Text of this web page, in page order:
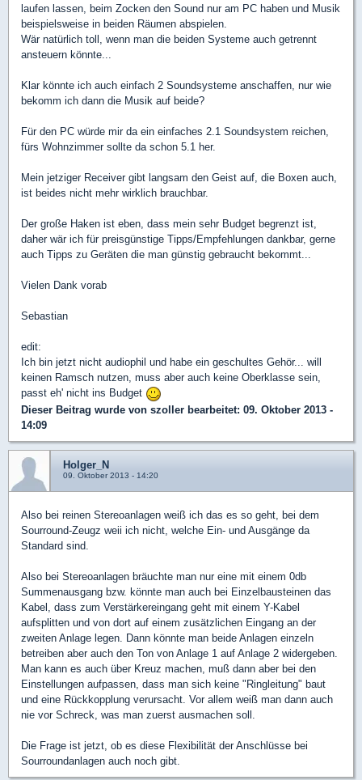
laufen lassen, beim Zocken den Sound nur am PC haben und Musik
beispielsweise in beiden Räumen abspielen.
Wär natürlich toll, wenn man die beiden Systeme auch getrennt
ansteuern könnte...
Klar könnte ich auch einfach 2 Soundsysteme anschaffen, nur wie
bekomm ich dann die Musik auf beide?
Für den PC würde mir da ein einfaches 2.1 Soundsystem reichen,
fürs Wohnzimmer sollte da schon 5.1 her.
Mein jetziger Receiver gibt langsam den Geist auf, die Boxen auch,
ist beides nicht mehr wirklich brauchbar.
Der große Haken ist eben, dass mein sehr Budget begrenzt ist,
daher wär ich für preisgünstige Tipps/Empfehlungen dankbar, gerne
auch Tipps zu Geräten die man günstig gebraucht bekommt...
Vielen Dank vorab
Sebastian
edit:
Ich bin jetzt nicht audiophil und habe ein geschultes Gehör... will
keinen Ramsch nutzen, muss aber auch keine Oberklasse sein,
passt eh' nicht ins Budget
Dieser Beitrag wurde von szoller bearbeitet: 09. Oktober 2013 -
14:09
Holger_N
09. Oktober 2013 - 14:20
Also bei reinen Stereoanlagen weiß ich das es so geht, bei dem
Sourround-Zeugz weii ich nicht, welche Ein- und Ausgänge da
Standard sind.
Also bei Stereoanlagen bräuchte man nur eine mit einem 0db
Summenausgang bzw. könnte man auch bei Einzelbausteinen das
Kabel, dass zum Verstärkereingang geht mit einem Y-Kabel
aufsplitten und von dort auf einem zusätzlichen Eingang an der
zweiten Anlage legen. Dann könnte man beide Anlagen einzeln
betreiben aber auch den Ton von Anlage 1 auf Anlage 2 widergeben.
Man kann es auch über Kreuz machen, muß dann aber bei den
Einstellungen aufpassen, dass man sich keine "Ringleitung" baut
und eine Rückkopplung verursacht. Vor allem weiß man dann auch
nie vor Schreck, was man zuerst ausmachen soll.
Die Frage ist jetzt, ob es diese Flexibilität der Anschlüsse bei
Sourroundanlagen auch noch gibt.